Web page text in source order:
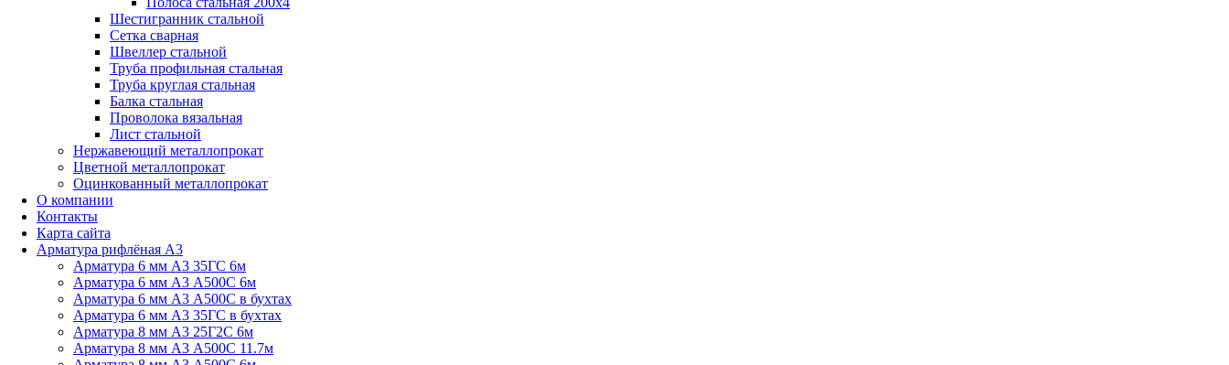
Шестигранник стальной
Сетка сварная
Швеллер стальной
Труба профильная стальная
Труба круглая стальная
Балка стальная
Проволока вязальная
Лист стальной
Нержавеющий металлопрокат
Цветной металлопрокат
Оцинкованный металлопрокат
О компании
Контакты
Карта сайта
Арматура рифлёная А3
Арматура 6 мм А3 35ГС 6м
Арматура 6 мм А3 А500С 6м
Арматура 6 мм А3 А500С в бухтах
Арматура 6 мм А3 35ГС в бухтах
Арматура 8 мм А3 25Г2С 6м
Арматура 8 мм А3 А500С 11.7м